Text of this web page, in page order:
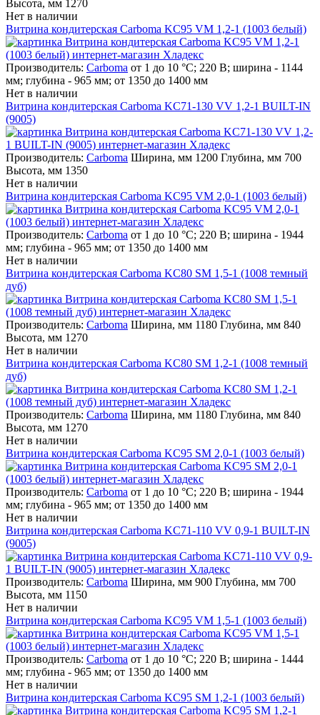
Высота, мм 1270
Нет в наличии
Витрина кондитерская Carboma KC95 VM 1,2-1 (1003 белый)
Производитель: Carboma от 1 до 10 °С; 220 В; ширина - 1144
мм; глубина - 965 мм; от 1350 до 1400 мм
Нет в наличии
Витрина кондитерская Carboma KC71-130 VV 1,2-1 BUILT-IN
(9005)
Производитель: Carboma Ширина, мм 1200 Глубина, мм 700
Высота, мм 1350
Нет в наличии
Витрина кондитерская Carboma KC95 VM 2,0-1 (1003 белый)
Производитель: Carboma от 1 до 10 °С; 220 В; ширина - 1944
мм; глубина - 965 мм; от 1350 до 1400 мм
Нет в наличии
Витрина кондитерская Carboma KC80 SM 1,5-1 (1008 темный
дуб)
Производитель: Carboma Ширина, мм 1180 Глубина, мм 840
Высота, мм 1270
Нет в наличии
Витрина кондитерская Carboma KC80 SM 1,2-1 (1008 темный
дуб)
Производитель: Carboma Ширина, мм 1180 Глубина, мм 840
Высота, мм 1270
Нет в наличии
Витрина кондитерская Carboma KC95 SM 2,0-1 (1003 белый)
Производитель: Carboma от 1 до 10 °С; 220 В; ширина - 1944
мм; глубина - 965 мм; от 1350 до 1400 мм
Нет в наличии
Витрина кондитерская Carboma KC71-110 VV 0,9-1 BUILT-IN
(9005)
Производитель: Carboma Ширина, мм 900 Глубина, мм 700
Высота, мм 1150
Нет в наличии
Витрина кондитерская Carboma KC95 VM 1,5-1 (1003 белый)
Производитель: Carboma от 1 до 10 °С; 220 В; ширина - 1444
мм; глубина - 965 мм; от 1350 до 1400 мм
Нет в наличии
Витрина кондитерская Carboma KC95 SM 1,2-1 (1003 белый)